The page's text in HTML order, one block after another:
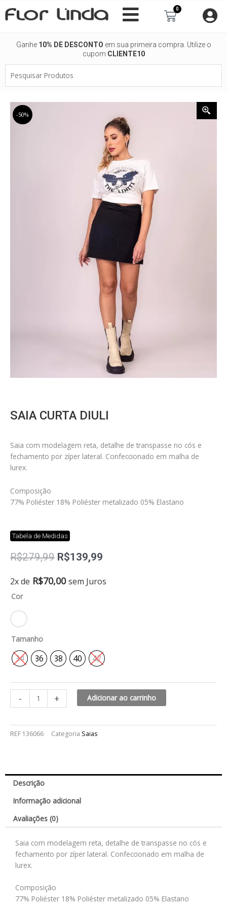
para
0
Carrinho
Ganhe 10% DE DESCONTO em sua primeira compra. Utilize o
cupom CLIENTE10
Produtos
-50%
SAIA CURTA DIULI
Saia com modelagem reta, detalhe de transpasse no cós e
fechamento por zíper lateral. Confeccionado em malha de
lurex.
Composição
77% Poliéster 18% Poliéster metalizado 05% Elastano
Tabela de Medidas
R$279,99 O
original
R$139,99
atual
2x de R$70,00 sem Juros
Cor
Tamanho
34 36 38 40 42
-
Saia
Diuli
quantidade
+ Adicionar ao carrinho
REF 136066 Categoria Saias
Descrição
Informação adicional
Avaliações (0)
Saia com modelagem reta, detalhe de transpasse no cós e
fechamento por zíper lateral. Confeccionado em malha de
lurex.
Composição
77% Poliéster 18% Poliéster metalizado 05% Elastano